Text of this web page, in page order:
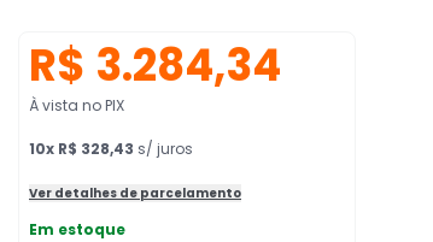
R$ 3.284,34
À vista no PIX
10x R$ 328,43 s/ juros
Ver detalhes de parcelamento
Em estoque